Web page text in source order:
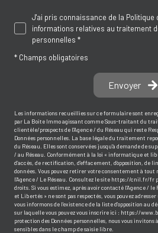
J'ai pris connaissance de la Politique
informations relatives au traitement
personnelles *
* Champs obligatoires
Envoyer
Les informations recueillies sur ce formulaire sont
par La Boite Immo agissant comme Sous-traitant du
clientèle/prospects de l'Agence / du Réseau qui reste
Données personnelles. La base légale du traitement
du Réseau. Elles sont conservées jusqu'à demande de
/ au Réseau. Conformément à la loi « informatique et
d’accès, de rectification, d’effacement, d’opposition, de
données. Vous pouvez retirer votre consentement à
l’Agence / Le Réseau. Consultez le site https://cnil.fr/fr
droits. Si vous estimez, après avoir contacté l'Agence /
et Libertés » ne sont pas respectés, vous pouvez
vous informons de l’existence de la liste d'opposition au
sur laquelle vous pouvez vous inscrire ici : https://
protection des Données personnelles, nous vous invitons
sensibles dans le champ de saisie libre.